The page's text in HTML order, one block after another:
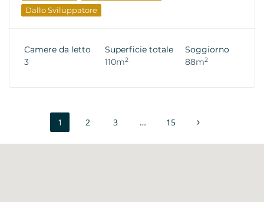
Dallo Sviluppatore
Camere da letto
3
Superficie totale
110m2
Soggiorno
88m2
1 2 3 … 15